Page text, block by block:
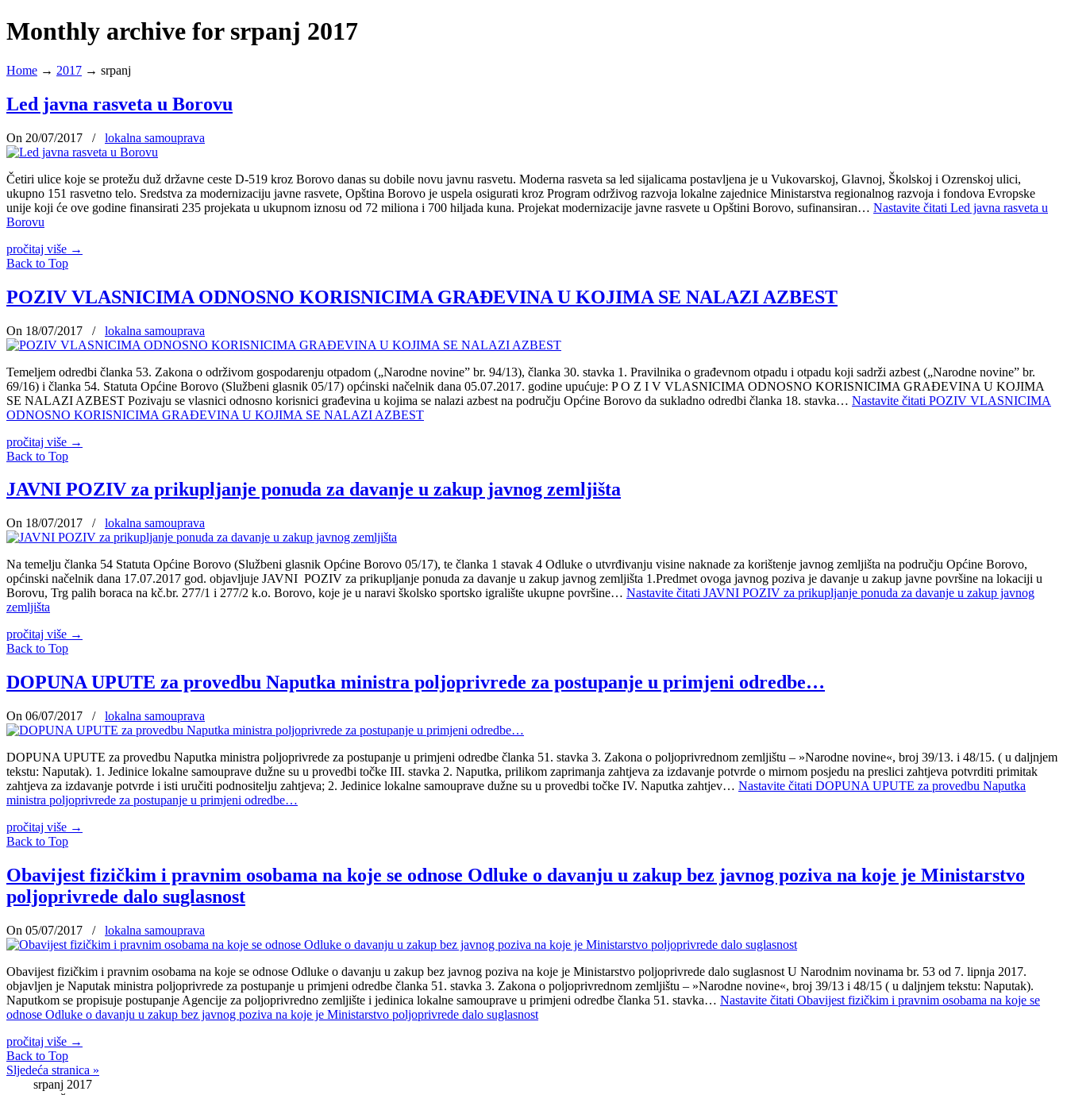
Monthly archive for srpanj 2017
Home → 2017 → srpanj
Led javna rasveta u Borovu
On 20/07/2017 / lokalna samouprava
Četiri ulice koje se protežu duž državne ceste D-519 kroz Borovo danas su dobile novu javnu rasvetu. Moderna rasveta sa led sijalicama postavljena je u Vukovarskoj, Glavnoj, Školskoj i Ozrenskoj ulici,
ukupno 151 rasvetno telo. Sredstva za modernizaciju javne rasvete, Opština Borovo je uspela osigurati kroz Program održivog razvoja lokalne zajednice Ministarstva regionalnog razvoja i fondova Evropske
unije koji će ove godine finansirati 235 projekata u ukupnom iznosu od 72 miliona i 700 hiljada kuna. Projekat modernizacije javne rasvete u Opštini Borovo, sufinansiran… Nastavite čitati Led javna rasveta u
Borovu
pročitaj više →
Back to Top
POZIV VLASNICIMA ODNOSNO KORISNICIMA GRAĐEVINA U KOJIMA SE NALAZI AZBEST
On 18/07/2017 / lokalna samouprava
Temeljem odredbi članka 53. Zakona o održivom gospodarenju otpadom („Narodne novine” br. 94/13), članka 30. stavka 1. Pravilnika o građevnom otpadu i otpadu koji sadrži azbest („Narodne novine” br.
69/16) i članka 54. Statuta Općine Borovo (Službeni glasnik 05/17) općinski načelnik dana 05.07.2017. godine upućuje: P O Z I V VLASNICIMA ODNOSNO KORISNICIMA GRAĐEVINA U KOJIMA
SE NALAZI AZBEST Pozivaju se vlasnici odnosno korisnici građevina u kojima se nalazi azbest na području Općine Borovo da sukladno odredbi članka 18. stavka… Nastavite čitati POZIV VLASNICIMA
ODNOSNO KORISNICIMA GRAĐEVINA U KOJIMA SE NALAZI AZBEST
pročitaj više →
Back to Top
JAVNI POZIV za prikupljanje ponuda za davanje u zakup javnog zemljišta
On 18/07/2017 / lokalna samouprava
Na temelju članka 54 Statuta Općine Borovo (Službeni glasnik Općine Borovo 05/17), te članka 1 stavak 4 Odluke o utvrđivanju visine naknade za korištenje javnog zemljišta na području Općine Borovo,
općinski načelnik dana 17.07.2017 god. objavljuje JAVNI POZIV za prikupljanje ponuda za davanje u zakup javnog zemljišta 1.Predmet ovoga javnog poziva je davanje u zakup javne površine na lokaciji u
Borovu, Trg palih boraca na kč.br. 277/1 i 277/2 k.o. Borovo, koje je u naravi školsko sportsko igralište ukupne površine… Nastavite čitati JAVNI POZIV za prikupljanje ponuda za davanje u zakup javnog
zemljišta
pročitaj više →
Back to Top
DOPUNA UPUTE za provedbu Naputka ministra poljoprivrede za postupanje u primjeni odredbe…
On 06/07/2017 / lokalna samouprava
DOPUNA UPUTE za provedbu Naputka ministra poljoprivrede za postupanje u primjeni odredbe članka 51. stavka 3. Zakona o poljoprivrednom zemljištu – »Narodne novine«, broj 39/13. i 48/15. ( u daljnjem
tekstu: Naputak). 1. Jedinice lokalne samouprave dužne su u provedbi točke III. stavka 2. Naputka, prilikom zaprimanja zahtjeva za izdavanje potvrde o mirnom posjedu na preslici zahtjeva potvrditi primitak
zahtjeva za izdavanje potvrde i isti uručiti podnositelju zahtjeva; 2. Jedinice lokalne samouprave dužne su u provedbi točke IV. Naputka zahtjev… Nastavite čitati DOPUNA UPUTE za provedbu Naputka
ministra poljoprivrede za postupanje u primjeni odredbe…
pročitaj više →
Back to Top
Obavijest fizičkim i pravnim osobama na koje se odnose Odluke o davanju u zakup bez javnog poziva na koje je Ministarstvo
poljoprivrede dalo suglasnost
On 05/07/2017 / lokalna samouprava
Obavijest fizičkim i pravnim osobama na koje se odnose Odluke o davanju u zakup bez javnog poziva na koje je Ministarstvo poljoprivrede dalo suglasnost U Narodnim novinama br. 53 od 7. lipnja 2017.
objavljen je Naputak ministra poljoprivrede za postupanje u primjeni odredbe članka 51. stavka 3. Zakona o poljoprivrednom zemljištu – »Narodne novine«, broj 39/13 i 48/15 ( u daljnjem tekstu: Naputak).
Naputkom se propisuje postupanje Agencije za poljoprivredno zemljište i jedinica lokalne samouprave u primjeni odredbe članka 51. stavka… Nastavite čitati Obavijest fizičkim i pravnim osobama na koje se
odnose Odluke o davanju u zakup bez javnog poziva na koje je Ministarstvo poljoprivrede dalo suglasnost
pročitaj više →
Back to Top
Sljedeća stranica »
srpanj 2017